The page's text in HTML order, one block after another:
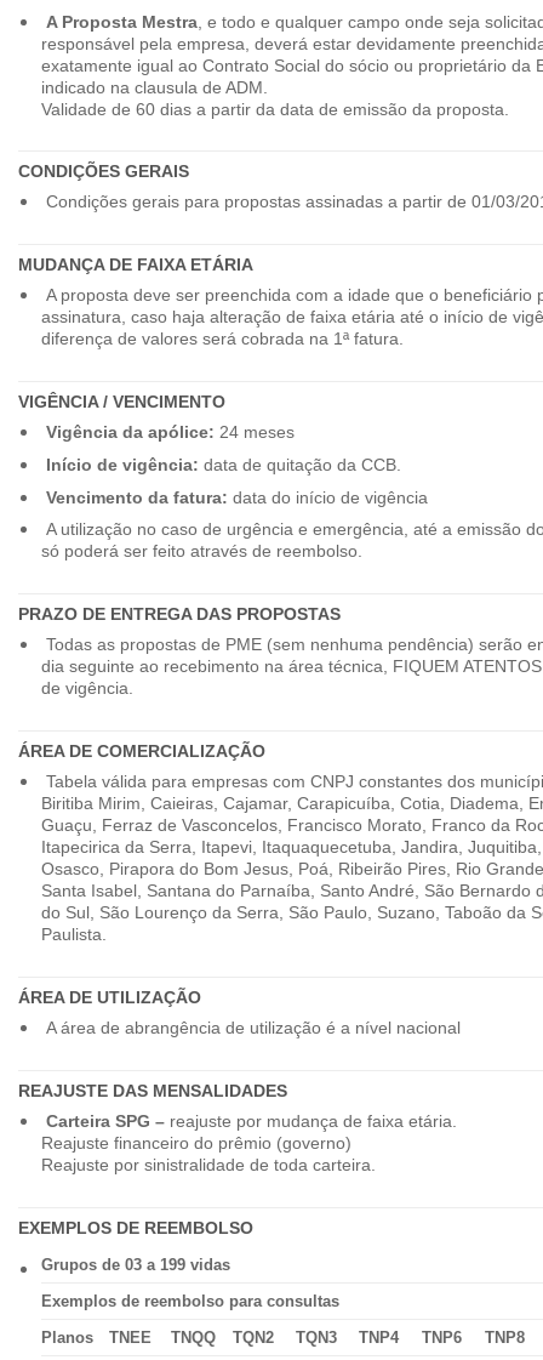
A Proposta Mestra, e todo e qualquer campo onde seja
responsável pela empresa, deverá estar devidamente
exatamente igual ao Contrato Social do sócio ou proprietário da
indicado na clausula de ADM.
Validade de 60 dias a partir da data de emissão da proposta.
CONDIÇÕES GERAIS
Condições gerais para propostas assinadas a partir de 01/03/
MUDANÇA DE FAIXA ETÁRIA
A proposta deve ser preenchida com a idade que o beneficiário
assinatura, caso haja alteração de faixa etária até o início de
diferença de valores será cobrada na 1ª fatura.
VIGÊNCIA / VENCIMENTO
Vigência da apólice: 24 meses
Início de vigência: data de quitação da CCB.
Vencimento da fatura: data do início de vigência
A utilização no caso de urgência e emergência, até a emissão
só poderá ser feito através de reembolso.
PRAZO DE ENTREGA DAS PROPOSTAS
Todas as propostas de PME (sem nenhuma pendência) serão
dia seguinte ao recebimento na área técnica, FIQUEM
de vigência.
ÁREA DE COMERCIALIZAÇÃO
Tabela válida para empresas com CNPJ constantes dos
Biritiba Mirim, Caieiras, Cajamar, Carapicuíba, Cotia, Diadema,
Guaçu, Ferraz de Vasconcelos, Francisco Morato, Franco da
Itapecirica da Serra, Itapevi, Itaquaquecetuba, Jandira,
Osasco, Pirapora do Bom Jesus, Poá, Ribeirão Pires, Rio
Santa Isabel, Santana do Parnaíba, Santo André, São Bernardo
do Sul, São Lourenço da Serra, São Paulo, Suzano, Taboão da
Paulista.
ÁREA DE UTILIZAÇÃO
A área de abrangência de utilização é a nível nacional
REAJUSTE DAS MENSALIDADES
Carteira SPG –reajuste por mudança de faixa etária.
Reajuste financeiro do prêmio (governo)
Reajuste por sinistralidade de toda carteira.
EXEMPLOS DE REEMBOLSO
Grupos de 03 a 199 vidas
Exemplos de reembolso para consultas
Planos
TNEE TNQQ TQN2 TQN3 TNP4 TNP6 TNP8